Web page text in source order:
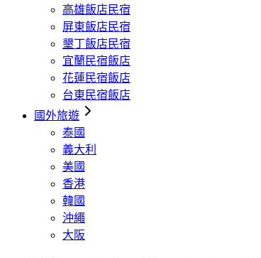
高雄飯店民宿
屏東飯店民宿
墾丁飯店民宿
宜蘭民宿飯店
花蓮民宿飯店
台東民宿飯店
國外旅遊
泰國
義大利
美國
香港
韓國
沖繩
大阪